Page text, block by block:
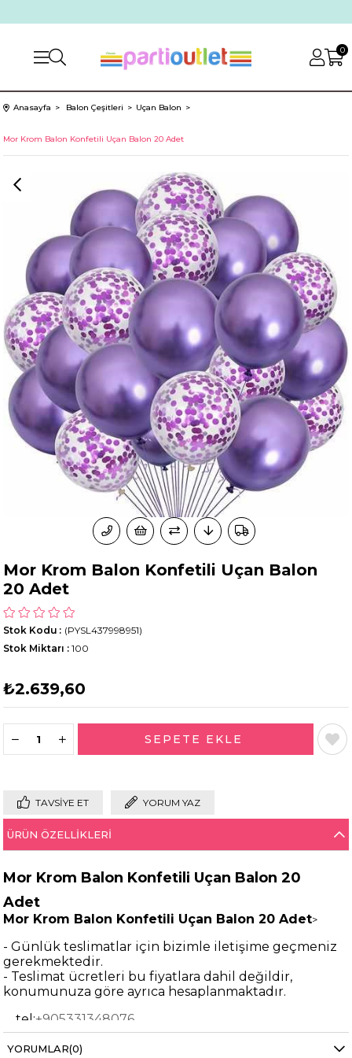
0
Anasayfa Balon Çeşitleri Uçan Balon
Mor Krom Balon Konfetili Uçan Balon 20 Adet
Mor Krom Balon Konfetili Uçan Balon
20 Adet
(PYSL437998951)
Stok Kodu
Stok Miktarı : 100
₺2.639,60
TAVSIYE ET YORUM YAZ
ÜRÜN ÖZELLIKLERI
Mor Krom Balon Konfetili Uçan Balon 20
Adet
Mor Krom Balon Konfetili Uçan Balon 20 Adet>
- Günlük teslimatlar için bizimle iletişime geçmeniz
gerekmektedir.
- Teslimat ücretleri bu fiyatlara dahil değildir,
konumunuza göre ayrıca hesaplanmaktadır.
tel:+905331348076
- Üye olurken uçan balonun siparişinin gideceği
YORUMLAR(0)